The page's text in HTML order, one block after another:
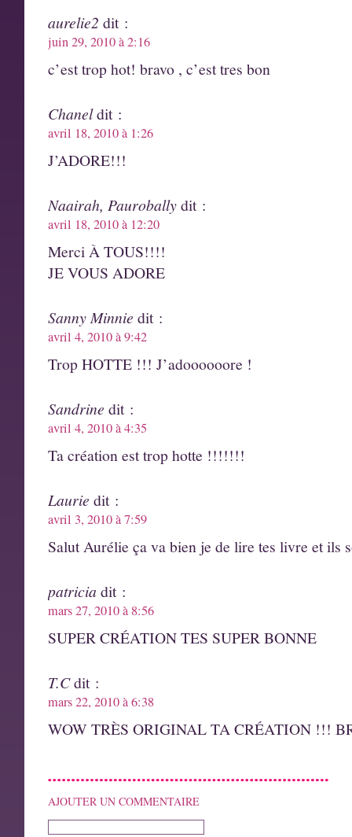
aurelie2 dit :
juin 29, 2010 à 2:16
c’est trop hot! bravo , c’est tres bon
Chaneldit :
avril 18, 2010 à 1:26
J’ADORE!!!
Naairah, Pauroballydit :
avril 18, 2010 à 12:20
Merci À TOUS!!!!
JE VOUS ADORE
Sanny Minnie dit :
avril 4, 2010 à 9:42
Trop HOTTE !!! J’adoooooore !
Sandrine dit :
avril 4, 2010 à 4:35
Ta création est trop hotte !!!!!!!
Laurie dit :
avril 3, 2010 à 7:59
Salut Aurélie ça va bien je de lire tes livre et ils
patricia dit :
mars 27, 2010 à 8:56
SUPER CRÉATION TES SUPER BONNE
T.Cdit :
mars 22, 2010 à 6:38
WOW TRÈS ORIGINAL TA CRÉATION !!!
AJOUTER UN COMMENTAIRE